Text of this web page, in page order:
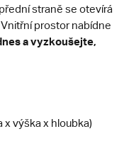
straně se otevírá
prostor nabídne
a vyzkoušejte,
x výška x hloubka)